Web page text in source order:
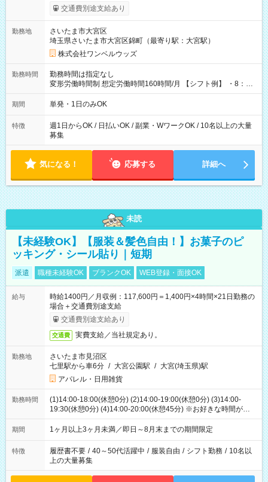
いOK！（規定あり） ┗働いたその日に現金GET♪ お仕事後はコ
ンビニATMから 日払い分を引き落とせます！ 【試用期間】試
交通費別途支給あり
勤務地
さいたま市大宮区
埼玉県さいたま市大宮区錦町（最寄り駅：大宮駅）
株式会社ワンベルウッズ
勤務時間
勤務時間は指定なし
変形労働時間制 想定労働時間160時間/月 【シフト例】 ・8：00
～21：00
期間 単発・1日のみOK
特徴
週1日からOK / 日払いOK / 副業・WワークOK / 10名以上の大量
募集
気になる！ 応募する 詳細へ
未読
【未経験OK】【服装＆髪色自由！】お菓子のピ
ッキング・シール貼り｜短期
派遣 職種未経験OK ブランクOK WEB登録・面接OK
給与
時給1400円／月収例：117,600円＝1,400円×4時間×21日勤務の
場合＋交通費別途支給
交通費別途支給あり
交通費 実費支給／当社規定あり。
勤務地
さいたま市見沼区
七里駅から車6分 / 大宮公園駅 / 大宮(埼玉県)駅
アパレル・日用雑貨
勤務時間
(1)14:00-18:00(休憩0分) (2)14:00-19:00(休憩0分) (3)14:00-
19:30(休憩0分) (4)14:00-20:00(休憩45分) ※お好きな時間が選べ
ます
期間 1ヶ月以上3ヶ月未満／即日～8月末までの期間限定
特徴 履歴書不要 / 40～50代活躍中 / 服装自由 / シフト勤務 / 10名以
上の大量募集